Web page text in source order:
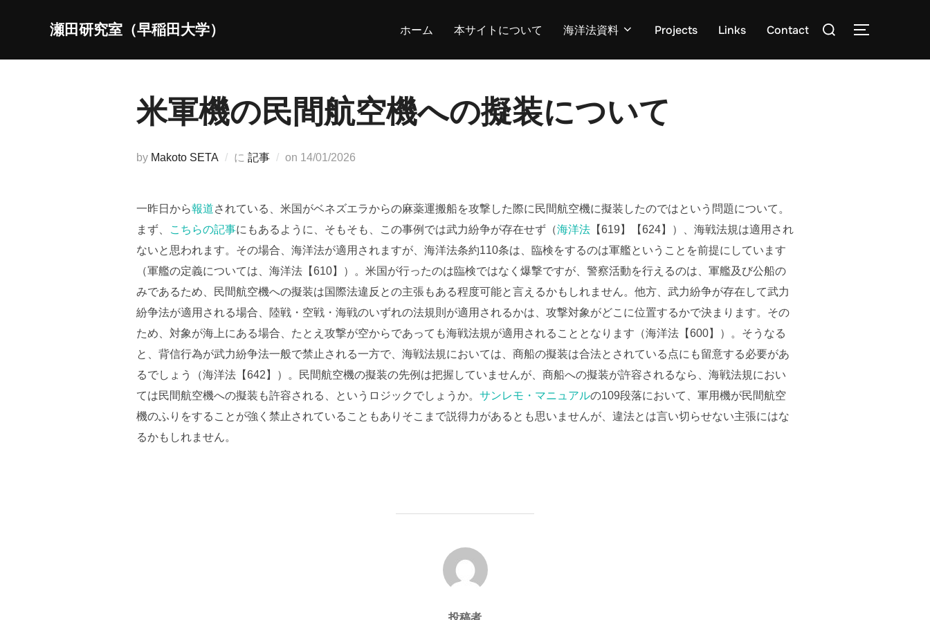
瀬田研究室（早稲田大学） ホーム 本サイトについて 海洋法資料 Projects Links Contact
検
対
サイドバー
米軍機の民間航空機への擬装について
by Makoto SETA に 記事 on 投
14/01/2026
一昨日から報道されている、米国がベネズエラからの麻薬運搬船を攻撃した際に民間航空機に擬装したのではという問題について。
まず、
こちらの記事にもあるように、そもそも、この事例では武力紛争が存在せず（海洋法 【619】【624】）、海戦法規は適用され
ないと思われます。その場合、海洋法が適用されますが、海洋法条約110条は、臨検をするのは軍艦ということを前提にしています
（軍艦の定義については、海洋法【610】）。米国が行ったのは臨検ではなく爆撃ですが、警察活動を行えるのは、軍艦及び公船の
みであるため、民間航空機への擬装は国際法違反との主張もある程度可能と言えるかもしれません。他方、武力紛争が存在して武力
紛争法が適用される場合、陸戦・空戦・海戦のいずれの法規則が適用されるかは、攻撃対象がどこに位置するかで決まります。その
ため、対象が海上にある場合、たとえ攻撃が空からであっても海戦法規が適用されることとなります（海洋法【600】）。そうなる
と、背信行為が武力紛争法一般で禁止される一方で、海戦法規においては、商船の擬装は合法とされている点にも留意する必要があ
るでしょう（海洋法【642】）。民間航空機の擬装の先例は把握していませんが、商船への擬装が許容されるなら、海戦法規におい
ては民間航空機への擬装も許容される、というロジックでしょうか。 サンレモ・マニュアルの109段落において、軍用機が民間航空
機のふりをすることが強く禁止されていることもありそこまで説得力があるとも思いませんが、違法とは言い切らせない主張にはな
るかもしれません。
投稿者